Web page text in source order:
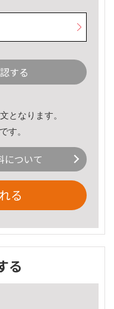
する
となります。
す。
について
る
る